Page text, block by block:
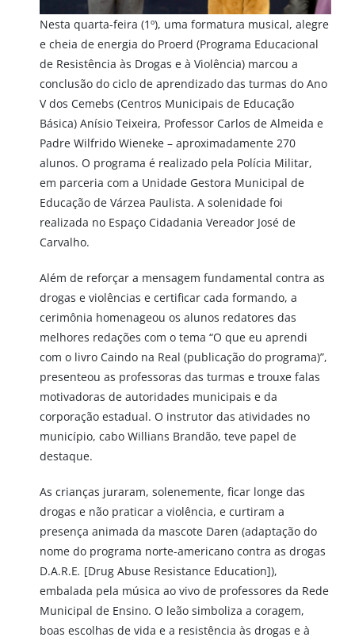
Nesta quarta-feira (1º), uma formatura musical, alegre
e cheia de energia do Proerd (Programa Educacional
de Resistência às Drogas e à Violência) marcou a
conclusão do ciclo de aprendizado das turmas do Ano
V dos Cemebs (Centros Municipais de Educação
Básica) Anísio Teixeira, Professor Carlos de Almeida e
Padre Wilfrido Wieneke ­– aproximadamente 270
alunos. O programa é realizado pela Polícia Militar,
em parceria com a Unidade Gestora Municipal de
Educação de Várzea Paulista. A solenidade foi
realizada no Espaço Cidadania Vereador José de
Carvalho.
Além de reforçar a mensagem fundamental contra as
drogas e violências e certificar cada formando, a
cerimônia homenageou os alunos redatores das
melhores redações com o tema “O que eu aprendi
com o livro Caindo na Real (publicação do programa)”,
presenteou as professoras das turmas e trouxe falas
motivadoras de autoridades municipais e da
corporação estadual. O instrutor das atividades no
município, cabo Willians Brandão, teve papel de
destaque.
As crianças juraram, solenemente, ficar longe das
drogas e não praticar a violência, e curtiram a
presença animada da mascote Daren (adaptação do
nome do programa norte-americano contra as drogas
D.A.R.E. [Drug Abuse Resistance Education]),
embalada pela música ao vivo de professores da Rede
Municipal de Ensino. O leão simboliza a coragem,
boas escolhas de vida e a resistência às drogas e à